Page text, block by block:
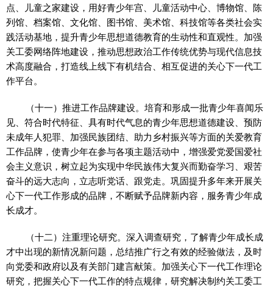
点、儿童之家建设，用好青少年宫、儿童活动中心、博物馆、陈
列馆、档案馆、文化馆、图书馆、美术馆、科技馆等各类社会实
践活动基地，提升青少年思想道德教育的生动性和直观性。加强
关工委网络阵地建设，推动思想政治工作传统优势与现代信息技
术高度融合，打造线上线下有机结合、相互促进的关心下一代工
作平台。
（十一）推进工作品牌建设。培育和形成一批青少年喜闻乐
见、符合时代特征、具有时代气息的青少年思想道德建设、预防
未成年人犯罪、加强民族团结、助力乡村振兴等方面的关爱教育
工作品牌，使青少年在参与各项主题活动中，增强爱党爱国爱社
会主义意识，树立起为实现中华民族伟大复兴而勤奋学习、艰苦
奋斗的远大志向，立志听党话、跟党走。巩固提升多年来开展关
心下一代工作形成的品牌，不断赋予品牌新内容，服务青少年成
长成才。
（十二）注重理论研究。深入调查研究，了解青少年成长成
才中出现的新情况新问题，总结推广行之有效的经验做法，及时
向党委和政府以及有关部门建言献策。加强关心下一代工作理论
研究，把握关心下一代工作的特点规律，研究解决制约关工委工